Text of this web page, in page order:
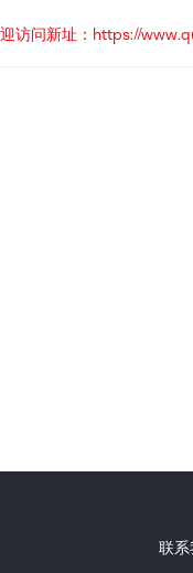
访问新址：https://
联